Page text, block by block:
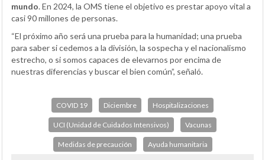
mundo. En 2024, la OMS tiene el objetivo es prestar apoyo vital a
casi 90 millones de personas.
“El próximo año será una prueba para la humanidad; una prueba
para saber si cedemos a la división, la sospecha y el nacionalismo
estrecho, o si somos capaces de elevarnos por encima de
nuestras diferencias y buscar el bien común”, señaló.
COVID 19 Diciembre Hospitalizaciones
UCI (Unidad de Cuidados Intensivos) Vacunas
Medidas de precaución Ayuda humanitaria